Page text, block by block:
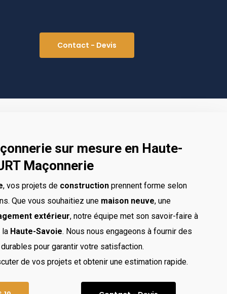
Contact - Devis
sur mesure en Haute-
Maçonnerie
, vos projets de constructionprennent forme selon
Que vous souhaitiez une maison neuve, une
extérieur, notre équipe met son savoir-faire à
la Haute-Savoie. Nous nous engageons à fournir des
pour garantir votre satisfaction.
de vos projets et obtenir une estimation rapide.